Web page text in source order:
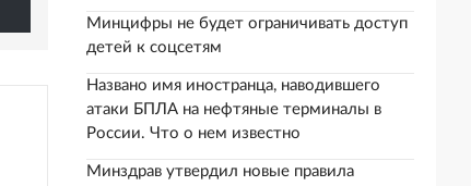
Минцифры не будет ограничивать доступ
детей к соцсетям
Названо имя иностранца, наводившего
атаки БПЛА на нефтяные терминалы в
России. Что о нем известно
Минздрав утвердил новые правила